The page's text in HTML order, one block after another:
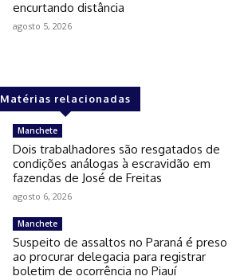
encurtando distância
agosto 5, 2026
Matérias relacionadas
Manchete
Dois trabalhadores são resgatados de
condições análogas à escravidão em
fazendas de José de Freitas
agosto 6, 2026
Manchete
Suspeito de assaltos no Paraná é preso
ao procurar delegacia para registrar
boletim de ocorrência no Piauí